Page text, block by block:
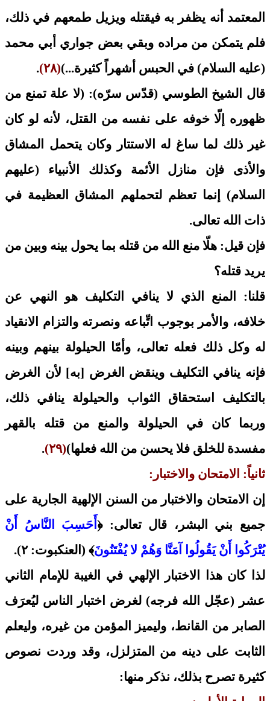
المعتمد أنه يظفر به فيقتله ويزيل طمعهم في ذلك،
فلم يتمكن من مراده وبقي بعض جواري أبي محمد
(عليه السلام) في الحبس أشهراً كثيرة...)(٢٨)
.
قال الشيخ الطوسي (قدّس سرّه): (لا علة تمنع من
ظهوره إلّا خوفه على نفسه من القتل، لأنه لو كان
غير ذلك لما ساغ له الاستتار وكان يتحمل المشاق
والأذى فإن منازل الأئمة وكذلك الأنبياء (عليهم
السلام) إنما تعظم لتحملهم المشاق العظيمة في
ذات الله تعالى.
فإن قيل: هلّا منع الله من قتله بما يحول بينه وبين من
يريد قتله؟
قلنا: المنع الذي لا ينافي التكليف هو النهي عن
خلافه، والأمر بوجوب اتِّباعه ونصرته والتزام الانقياد
له وكل ذلك فعله تعالى، وأمّا الحيلولة بينهم وبينه
فإنه ينافي التكليف وينقض الغرض [به] لأن الغرض
بالتكليف استحقاق الثواب والحيلولة ينافي ذلك،
وربما كان في الحيلولة والمنع من قتله بالقهر
مفسدة للخلق فلا يحسن من الله فعلها)(٢٩)
.
ثانياً: الامتحان والاختبار:
إن الامتحان والاختبار من السنن الإلهية الجارية على
جميع بني البشر، قال تعالى: ﴿أَحَسِبَ النَّاسُ أَنْ
يُتْرَكُوا أَنْ يَقُولُوا آمَنَّا وَهُمْ لا يُفْتَنُونَ﴾ (العنكبوت: ٢).
لذا كان هذا الاختبار الإلهي في الغيبة للإمام الثاني
عشر (عجّل الله فرجه) لغرض اختبار الناس ليُعرَف
الصابر من القانط، وليميز المؤمن من غيره، وليعلم
الثابت على دينه من المتزلزل، وقد وردت نصوص
كثيرة تصرح بذلك، نذكر منها: